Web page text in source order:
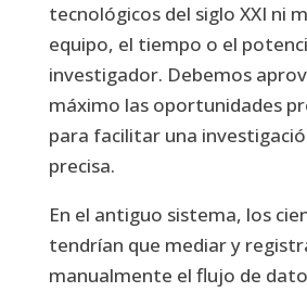
tecnológicos del siglo XXI ni
equipo, el tiempo o el
investigador. Debemos
máximo las oportunidades
para facilitar una
precisa.
En el antiguo sistema, los
tendrían que mediar y
manualmente el flujo de